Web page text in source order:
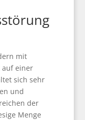
mit
auf einer
sich sehr
und
der
Menge